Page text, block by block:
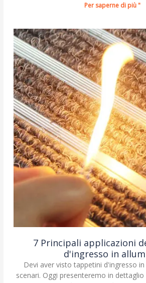
Per saperne di più "
7 Principali applicazioni
d'ingresso in
Devi aver visto tappetini d'ingresso
scenari. Oggi presenteremo in